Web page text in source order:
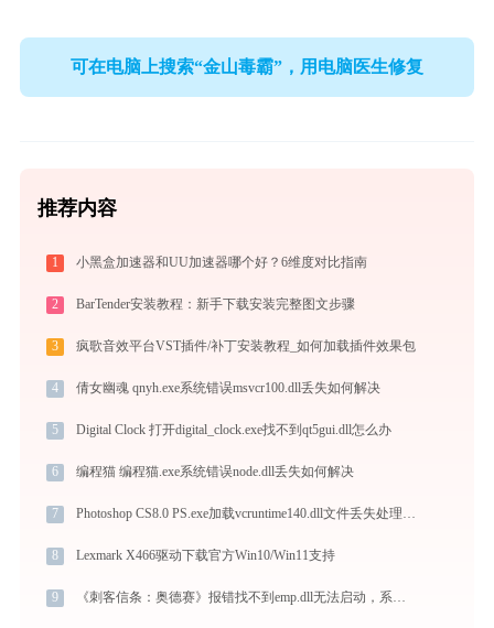
可在电脑上搜索“金山毒霸”，用电脑医生修复
推荐内容
1 小黑盒加速器和UU加速器哪个好？6维度对比指南
2 BarTender安装教程：新手下载安装完整图文步骤
3 疯歌音效平台VST插件/补丁安装教程_如何加载插件效果包
4 倩女幽魂 qnyh.exe系统错误msvcr100.dll丢失如何解决
5 Digital Clock 打开digital_clock.exe找不到qt5gui.dll怎么办
6 编程猫 编程猫.exe系统错误node.dll丢失如何解决
7 Photoshop CS8.0 PS.exe加载vcruntime140.dll文件丢失处理办法
8 Lexmark X466驱动下载官方Win10/Win11支持
9 《刺客信条：奥德赛》报错找不到emp.dll无法启动，系统缺少emp.dll的4个正确修复方法